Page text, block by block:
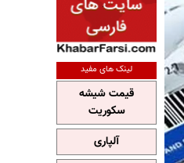
لینک های مفید
قیمت شیشه
سکوریت
آلپاری